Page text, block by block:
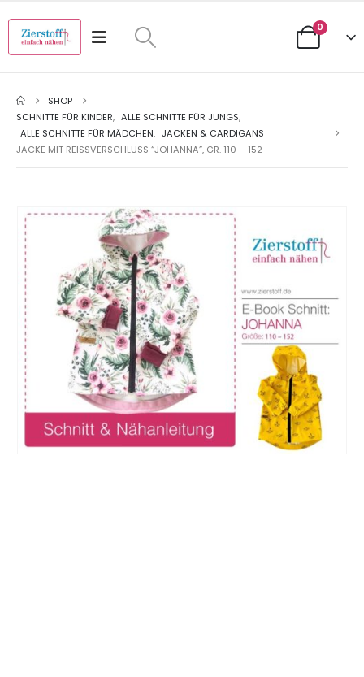
0
SHOP
SCHNITTE FÜR KINDER, ALLE SCHNITTE FÜR JUNGS,
ALLE SCHNITTE FÜR MÄDCHEN, JACKEN & CARDIGANS
JACKE MIT REISSVERSCHLUSS “JOHANNA”, GR. 110 – 152